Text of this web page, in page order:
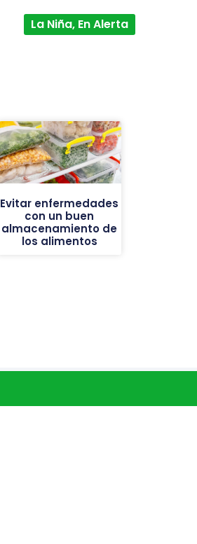
La Niña, En Alerta
Evitar enfermedades
con un buen
almacenamiento de
los alimentos